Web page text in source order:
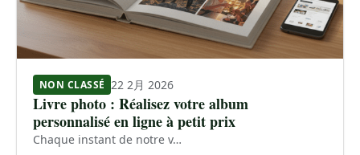
NON CLASSÉ 22 2月 2026
Livre photo : Réalisez votre album
personnalisé en ligne à petit prix
Chaque instant de notre v…